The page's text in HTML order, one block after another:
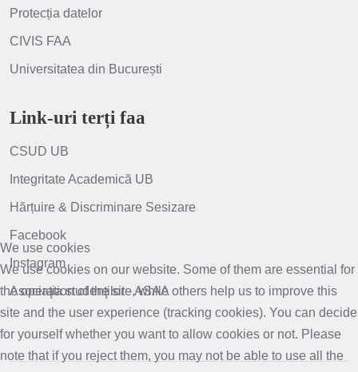
Protecția datelor
CIVIS FAA
Universitatea din București
Link-uri terți faa
CSUD UB
Integritate Academică UB
Hărțuire & Discriminare Sesizare
Facebook
Instagram
Asociaţia studenţilor - ASAA
We use cookies
We use cookies on our website. Some of them are essential for
the operation of the site, while others help us to improve this
site and the user experience (tracking cookies). You can decide
for yourself whether you want to allow cookies or not. Please
note that if you reject them, you may not be able to use all the